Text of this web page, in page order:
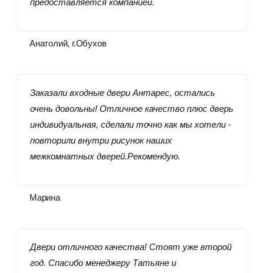
предоставляется компанией.
Анатолий, г.Обухов
Заказали входные двери Антарес, остались
очень довольны! Отличное качество плюс дверь
индивидуальная, сделали точно как мы хотели -
повторили внутри рисунок наших
межкомнатных дверей.Рекомендую.
Марина
Двери отличного качества! Стоят уже второй
год. Спасибо менеджеру Татьяне и